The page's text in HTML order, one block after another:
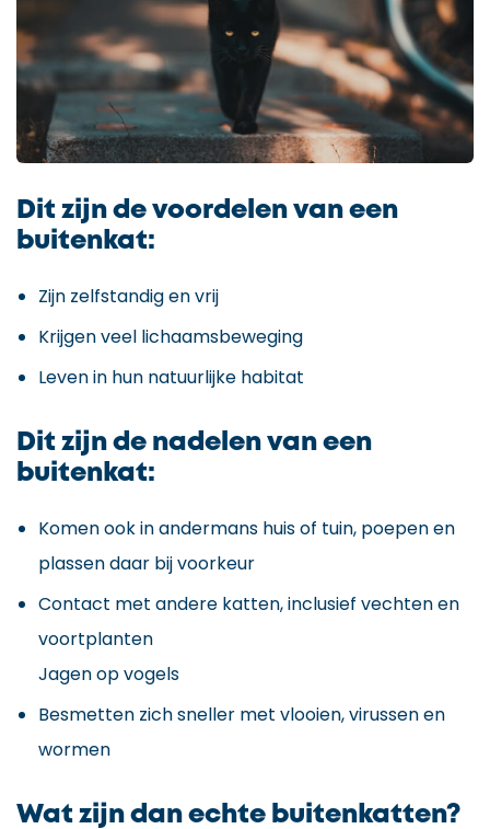
Dit zijn de voordelen van een
buitenkat:
Zijn zelfstandig en vrij
Krijgen veel lichaamsbeweging
Leven in hun natuurlijke habitat
Dit zijn de nadelen van een
buitenkat:
Komen ook in andermans huis of tuin, poepen en
plassen daar bij voorkeur
Contact met andere katten, inclusief vechten en
voortplanten
Jagen op vogels
Besmetten zich sneller met vlooien, virussen en
wormen
Wat zijn dan echte buitenkatten?